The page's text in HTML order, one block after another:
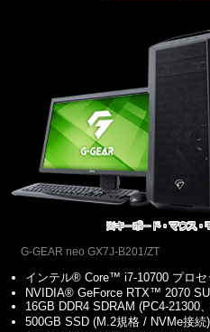
G-GEAR neo GX7J-B201/ZT
インテル® Core™ i7-10700 プロセ
NVIDIA® GeForce RTX™ 2070
16GB DDR4 SDRAM (PC4-21300
500GB SSD (M.2規格 / NVMe接続)